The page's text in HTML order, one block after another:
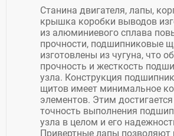
Станина двигателя, лапы,
крышка коробки выводов
из алюминиевого сплава
прочности, подшипниковые
изготовлены из чугуна, что
прочность и жесткость
узла. Конструкция
щитов имеет минимальное
элементов. Этим
точность выполнения
узла в целом и его
Привертные лапы позволяют